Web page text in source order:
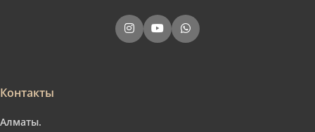
Контакты
Алматы.